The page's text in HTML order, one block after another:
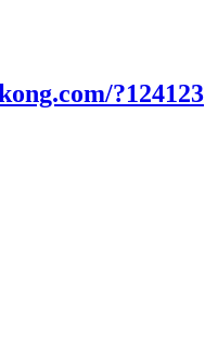
?124123